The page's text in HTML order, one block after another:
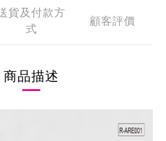
貨及付款方
式
顧客評價
商品描述